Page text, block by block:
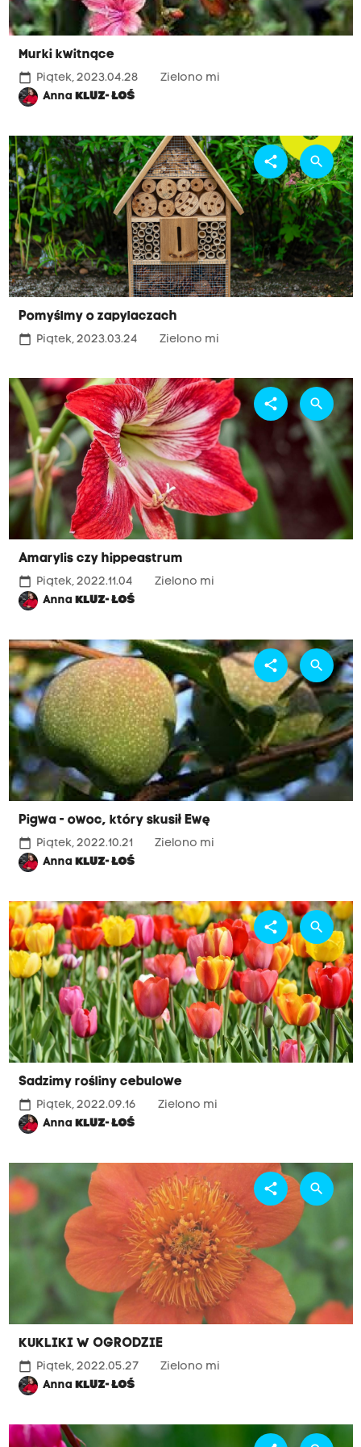
Murki kwitnące
calendar_today Piątek, 2023.04.28
Zielono mi
AnnaKLUZ- ŁOŚ
Pomyślmy o zapylaczach
calendar_today Piątek, 2023.03.24 Zielono mi
share search
Amarylis czy hippeastrum
calendar_today Piątek, 2022.11.04
Zielono mi
AnnaKLUZ- ŁOŚ
share search
Pigwa - owoc, który skusił Ewę
calendar_today Piątek, 2022.10.21
Zielono mi
AnnaKLUZ- ŁOŚ
share search
Sadzimy rośliny cebulowe
calendar_today Piątek, 2022.09.16
Zielono mi
AnnaKLUZ- ŁOŚ
share search
KUKLIKI W OGRODZIE
calendar_today Piątek, 2022.05.27
Zielono mi
AnnaKLUZ- ŁOŚ
share search